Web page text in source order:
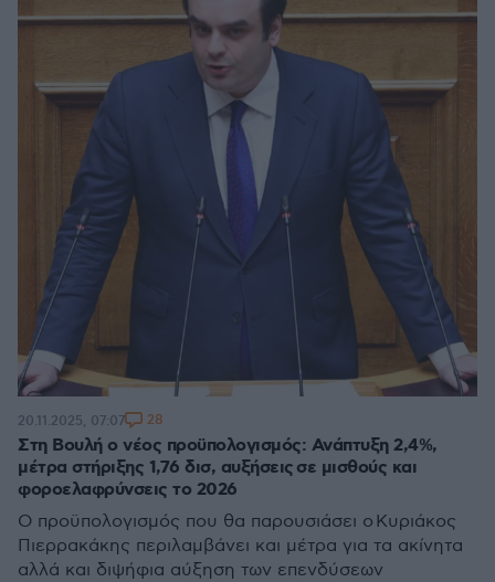
Στη Βουλή ο νέος προϋπολογισμός: Ανάπτυξη 2,4%,
μέτρα στήριξης 1,76 δισ, αυξήσεις σε μισθούς και
φοροελαφρύνσεις το 2026
Ο προϋπολογισμός που θα παρουσιάσει ο Κυριάκος
Πιερρακάκης περιλαμβάνει και μέτρα για τα ακίνητα
αλλά και διψήφια αύξηση των επενδύσεων
20.11.2025, 07:07 28